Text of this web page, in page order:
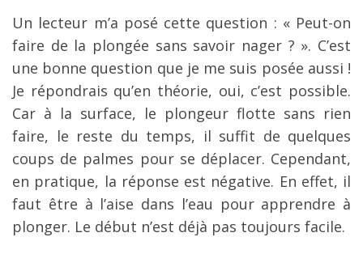
Un lecteur m’a posé cette question : « Peut-on
faire de la plongée sans savoir nager ? ». C’est
une bonne question que je me suis posée aussi !
Je répondrais qu’en théorie, oui, c’est possible.
Car à la surface, le plongeur flotte sans rien
faire, le reste du temps, il suffit de quelques
coups de palmes pour se déplacer. Cependant,
en pratique, la réponse est négative. En effet, il
faut être à l’aise dans l’eau pour apprendre à
plonger. Le début n’est déjà pas toujours facile.